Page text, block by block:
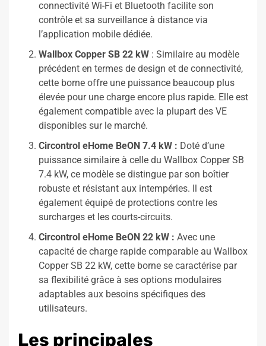
connectivité Wi-Fi et Bluetooth facilite son
contrôle et sa surveillance à distance via
l’application mobile dédiée.
Wallbox Copper SB 22 kW : Similaire au modèle
précédent en termes de design et de connectivité,
cette borne offre une puissance beaucoup plus
élevée pour une charge encore plus rapide. Elle est
également compatible avec la plupart des VE
disponibles sur le marché.
Circontrol eHome BeON 7.4 kW : Doté d’une
puissance similaire à celle du Wallbox Copper SB
7.4 kW, ce modèle se distingue par son boîtier
robuste et résistant aux intempéries. Il est
également équipé de protections contre les
surcharges et les courts-circuits.
Circontrol eHome BeON 22 kW : Avec une
capacité de charge rapide comparable au Wallbox
Copper SB 22 kW, cette borne se caractérise par
sa flexibilité grâce à ses options modulaires
adaptables aux besoins spécifiques des
utilisateurs.
Les principales